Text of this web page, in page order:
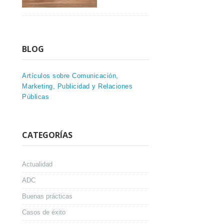
BLOG
Artículos sobre Comunicación,
Marketing, Publicidad y Relaciones
Públicas
CATEGORÍAS
Actualidad
ADC
Buenas prácticas
Casos de éxito